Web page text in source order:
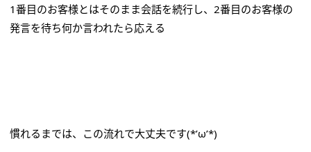
1番目のお客様とはそのまま会話を続行し、2番目のお客様の
発言を待ち何か言われたら応える
慣れるまでは、この流れで大丈夫です(*’ω’*)